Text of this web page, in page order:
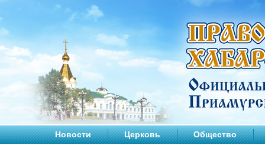
Новости Церковь Общество